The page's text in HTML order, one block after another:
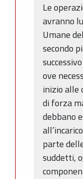
Le
avranno
Umane
secondo
ove
inizio alle
di forza
debbano
parte
suddetti,